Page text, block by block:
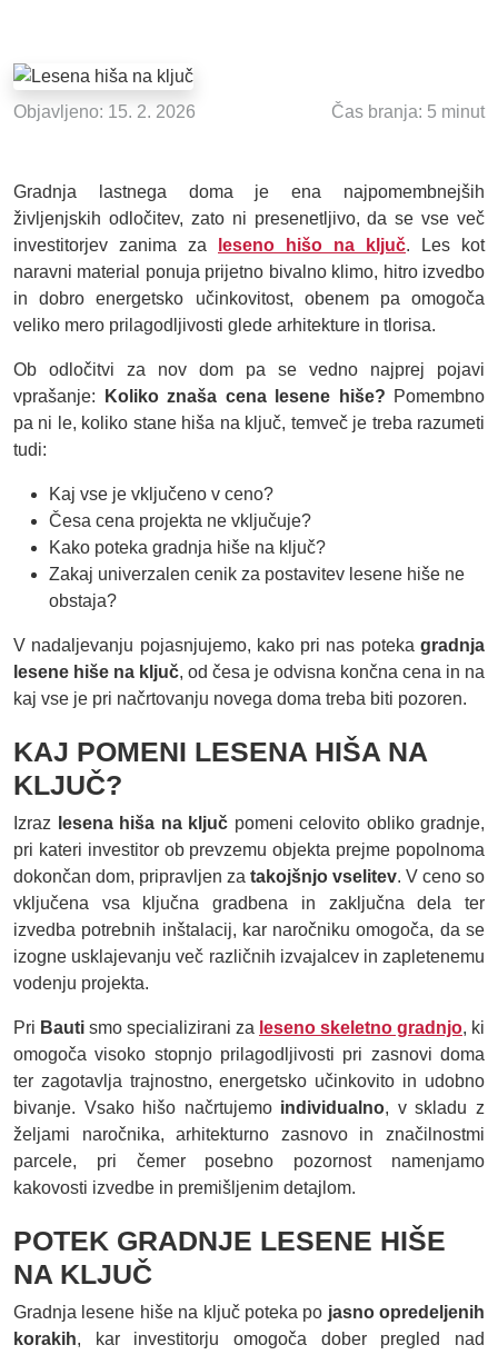
Objavljeno: 15. 2. 2026 Čas branja: 5 minut
Gradnja lastnega doma je ena najpomembnejših
življenjskih odločitev, zato ni presenetljivo, da se vse več
investitorjev zanima za
leseno hišo na ključ. Les kot
naravni material ponuja prijetno bivalno klimo, hitro izvedbo
in dobro energetsko učinkovitost, obenem pa omogoča
veliko mero prilagodljivosti glede arhitekture in tlorisa.
Ob odločitvi za nov dom pa se vedno najprej pojavi
vprašanje:
Koliko znaša cena lesene hiše? Pomembno
pa ni le, koliko stane hiša na ključ, temveč je treba razumeti
tudi:
Kaj vse je vključeno v ceno?
Česa cena projekta ne vključuje?
Kako poteka gradnja hiše na ključ?
Zakaj univerzalen cenik za postavitev lesene hiše ne
obstaja?
V nadaljevanju pojasnjujemo, kako pri nas poteka gradnja
lesene hiše na ključ, od česa je odvisna končna cena in na
kaj vse je pri načrtovanju novega doma treba biti pozoren.
KAJ POMENI LESENA HIŠA NA
KLJUČ?
Izraz lesena hiša na ključ pomeni celovito obliko gradnje,
pri kateri investitor ob prevzemu objekta prejme popolnoma
dokončan dom, pripravljen za takojšnjo vselitev. V ceno so
vključena vsa ključna gradbena in zaključna dela ter
izvedba potrebnih inštalacij, kar naročniku omogoča, da se
izogne usklajevanju več različnih izvajalcev in zapletenemu
vodenju projekta.
Pri Bauti smo specializirani za leseno skeletno gradnjo, ki
omogoča visoko stopnjo prilagodljivosti pri zasnovi doma
ter zagotavlja trajnostno, energetsko učinkovito in udobno
bivanje. Vsako hišo načrtujemo individualno, v skladu z
željami naročnika, arhitekturno zasnovo in značilnostmi
parcele, pri čemer posebno pozornost namenjamo
kakovosti izvedbe in premišljenim detajlom.
POTEK GRADNJE LESENE HIŠE
NA KLJUČ
Gradnja lesene hiše na ključ poteka po jasno opredeljenih
korakih, kar investitorju omogoča dober pregled nad